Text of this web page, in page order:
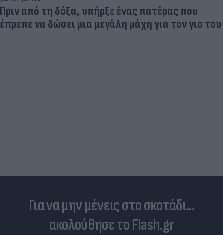
Για να μην μένεις στο σκοτάδι...
ακολούθησε το Flash.gr